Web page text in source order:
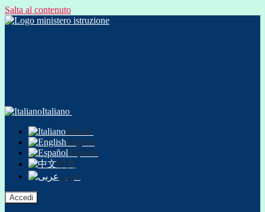
Salta al contenuto
Italiano
Italiano
English
Español
中文
عربى
Accedi